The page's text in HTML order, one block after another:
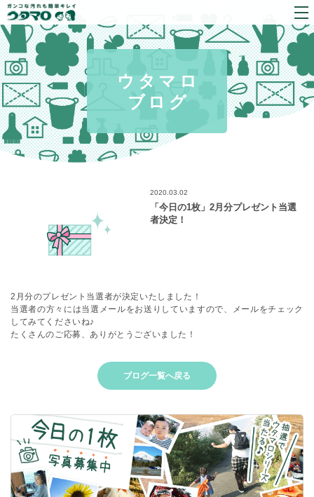
ウタマロ
ブログ
2020.03.02
「今日の1枚」2月分プレゼント当選
者決定！
2月分のプレゼント当選者が決定いたしました！
当選者の方々には当選メールをお送りしていますので、メールをチェック
してみてくださいね♪
たくさんのご応募、ありがとうございました！
ブログ一覧へ戻る